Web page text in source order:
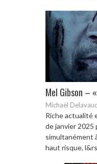
Mel Gibson –
Michaël
Riche actualité
de janvier 2025
simultanément
haut risque,